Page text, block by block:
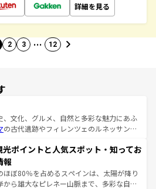
詳細を見る
2 3 … 12
、文化、グルメ、自然と多彩な魅力にあふ
の古代遺跡やフィレンツェのルネッサンス
ナの美しい田園風景やアマルフィ海岸の絶
観も見逃せない。観光の合間には、本場の
ど、絶品のイタリア料理を堪能することも
めてから夜眠るまで、すべての瞬間を楽し
光ポイントと人気スポット・知ってお
報
ほぼ80％を占めるスペインは、太陽が降り
から雄大なピレネー山脈まで、多彩な自然